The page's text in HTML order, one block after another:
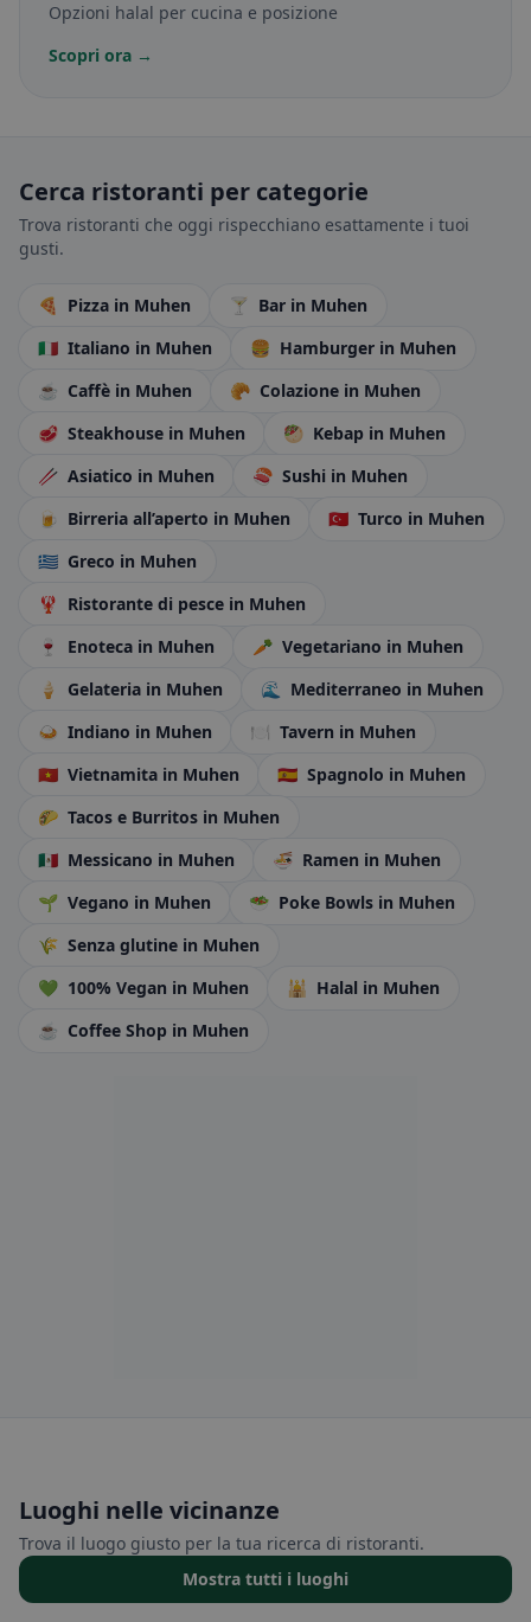
Opzioni halal per cucina e posizione
Scopri ora →
Cerca ristoranti per categorie
Trova ristoranti che oggi rispecchiano esattamente i tuoi
gusti.
🍕 Pizza in Muhen 🍸 Bar in Muhen
🇮🇹 Italiano in Muhen 🍔 Hamburger in Muhen
☕ Caffè in Muhen 🥐 Colazione in Muhen
🥩 Steakhouse in Muhen 🥙 Kebap in Muhen
🥢 Asiatico in Muhen 🍣 Sushi in Muhen
🍺 Birreria all’aperto in Muhen 🇹🇷 Turco in Muhen
🇬🇷 Greco in Muhen
🦞 Ristorante di pesce in Muhen
🍷
Enoteca in Muhen 🥕 Vegetariano in Muhen
🍦
Gelateria in Muhen 🌊 Mediterraneo in Muhen
🍛 Indiano in Muhen 🍽️ Tavern in Muhen
🇻🇳 Vietnamita in Muhen 🇪🇸 Spagnolo in Muhen
🌮 Tacos e Burritos in Muhen
🇲🇽 Messicano in Muhen 🍜 Ramen in Muhen
🌱 Vegano in Muhen 🥗 Poke Bowls in Muhen
🌾 Senza glutine in Muhen
💚 100% Vegan in Muhen 🕌 Halal in Muhen
☕ Coffee Shop in Muhen
Luoghi nelle vicinanze
Trova il luogo giusto per la tua ricerca di ristoranti.
Mostra tutti i luoghi